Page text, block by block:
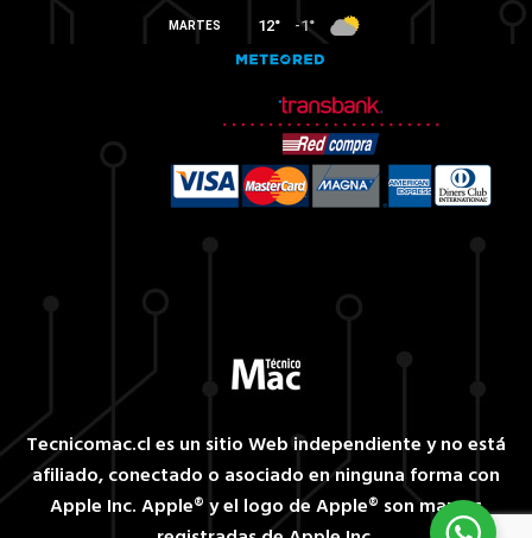
Tecnicomac.cl es un sitio Web independiente y no está
afiliado, conectado o asociado en ninguna forma con
Apple Inc. Apple® y el logo de Apple® son marcas